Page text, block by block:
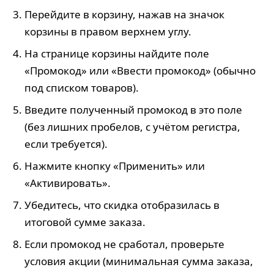
Перейдите в корзину, нажав на значок
корзины в правом верхнем углу.
На странице корзины найдите поле
«Промокод» или «Ввести промокод» (обычно
под списком товаров).
Введите полученный промокод в это поле
(без лишних пробелов, с учётом регистра,
если требуется).
Нажмите кнопку «Применить» или
«Активировать».
Убедитесь, что скидка отобразилась в
итоговой сумме заказа.
Если промокод не сработал, проверьте
условия акции (минимальная сумма заказа,